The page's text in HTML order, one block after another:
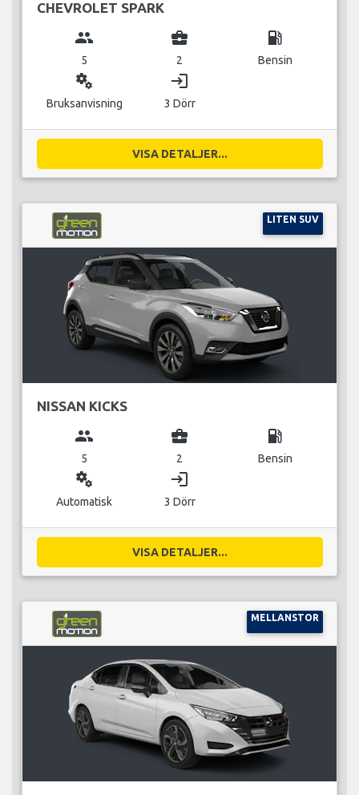
CHEVROLET SPARK
group
5
business_center
2
local_gas_station
Bensin
miscellaneous_services
Bruksanvisning
login
3 Dörr
VISA DETALJER...
LITEN SUV
NISSAN KICKS
group
5
business_center
2
local_gas_station
Bensin
miscellaneous_services
Automatisk
login
3 Dörr
VISA DETALJER...
MELLANSTOR